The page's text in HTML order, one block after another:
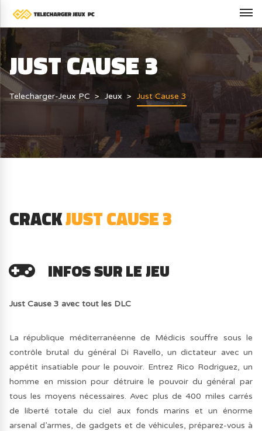
JUST CAUSE 3
Telecharger-Jeux PC Jeux Just Cause 3
CRACKJUST CAUSE 3
INFOS SUR LE JEU
Just Cause 3 avec tout les DLC
La république méditerranéenne de Médicis souffre sous le
contrôle brutal du général Di Ravello, un dictateur avec un
appétit insatiable pour le pouvoir. Entrez Rico Rodriguez, un
homme en mission pour détruire le pouvoir du général par
tous les moyens nécessaires. Avec plus de 400 miles carrés
de liberté totale du ciel aux fonds marins et un énorme
arsenal d’armes, de gadgets et de véhicules, préparez-vous à